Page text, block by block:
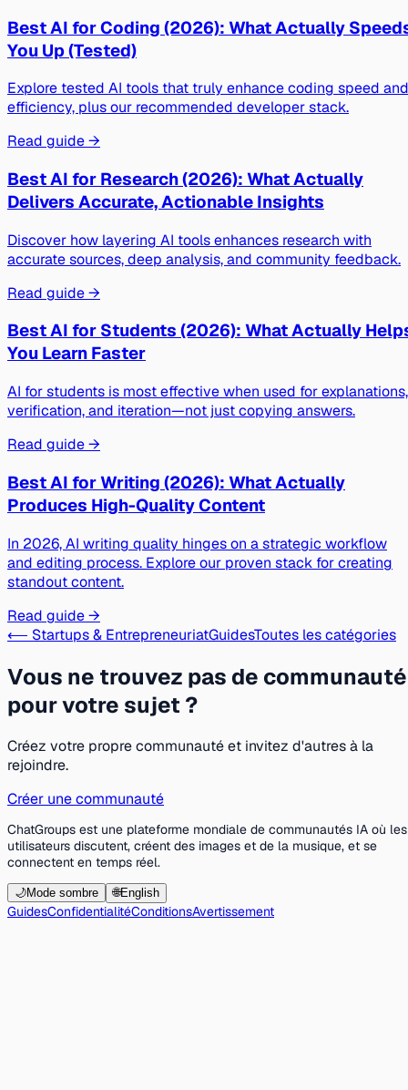
Best AI for Coding (2026): What Actually
You Up (Tested)
Explore tested AI tools that truly enhance coding speed and
efficiency, plus our recommended developer stack.
Read guide →
Best AI for Research (2026): What Actually
Delivers Accurate, Actionable Insights
Discover how layering AI tools enhances research with
accurate sources, deep analysis, and community feedback.
Read guide →
Best AI for Students (2026): What Actually
You Learn Faster
AI for students is most effective when used for explanations,
verification, and iteration—not just copying answers.
Read guide →
Best AI for Writing (2026): What Actually
Produces High-Quality Content
In 2026, AI writing quality hinges on a strategic workflow
and editing process. Explore our proven stack for creating
standout content.
Read guide →
⟵ Startups & EntrepreneuriatGuidesToutes les catégories
Vous ne trouvez pas de communauté
pour votre sujet ?
Créez votre propre communauté et invitez d'autres à la
rejoindre.
Créer une communauté
ChatGroups est une plateforme mondiale de communautés IA où les
utilisateurs discutent, créent des images et de la musique, et se
connectent en temps réel.
🌙Mode sombre 🌐English
GuidesConfidentialitéConditionsAvertissement